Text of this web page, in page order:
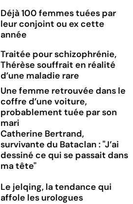
Déjà 100 femmes tuées par
leur conjoint ou ex cette
année
Traitée pour schizophrénie,
Thérèse souffrait en réalité
d’une maladie rare
Une femme retrouvée dans le
coffre d’une voiture,
probablement tuée par son
mari
Catherine Bertrand,
survivante du Bataclan : "J’ai
dessiné ce qui se passait dans
ma tête"
Le jelqing, la tendance qui
affole les urologues